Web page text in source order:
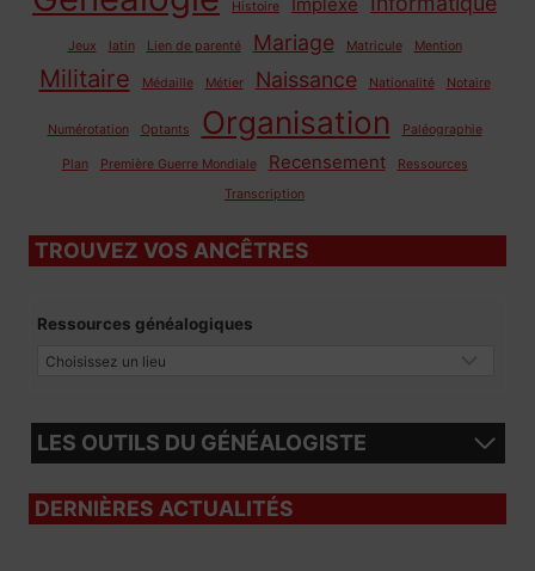
Histoire
Jeux latin Lien de parenté Mariage Matricule Mention
Militaire Médaille Métier Naissance Nationalité Notaire
Numérotation Optants Organisation Paléographie
Plan Première Guerre Mondiale Recensement
Ressources
Transcription
TROUVEZ VOS ANCÊTRES
Ressources généalogiques
LES OUTILS DU GÉNÉALOGISTE
DERNIÈRES ACTUALITÉS